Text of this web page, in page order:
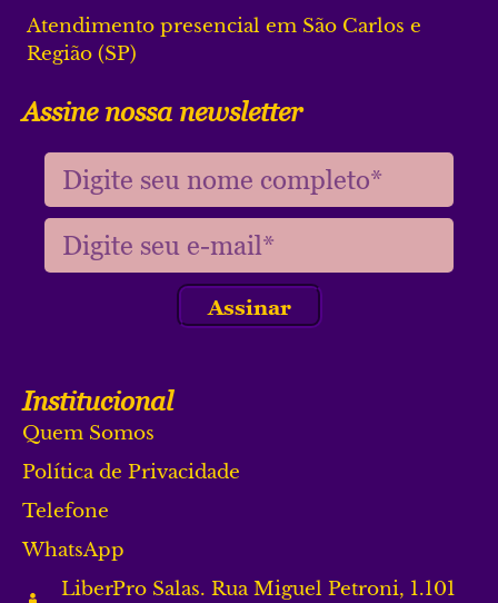
Atendimento presencial em São Carlos e
Região (SP)
Assine nossa newsletter
Assinar
Institucional
Quem Somos
Política de Privacidade
Telefone
WhatsApp
LiberPro Salas. Rua Miguel Petroni, 1.101